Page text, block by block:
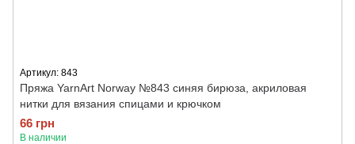
Артикул: 843
Пряжа YarnArt Norway №843 синяя бирюза, акриловая
нитки для вязания спицами и крючком
66 грн
В наличии